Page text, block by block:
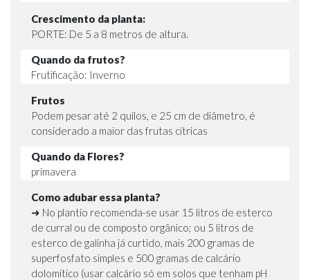
Crescimento da planta:
PORTE: De 5 a 8 metros de altura.
Quando da frutos?
Frutificação: Inverno
Frutos
Podem pesar até 2 quilos, e 25 cm de diâmetro, é
considerado a maior das frutas cítricas
Quando da Flores?
primavera
Como adubar essa planta?
➜ No plantio recomenda-se usar 15 litros de esterco
de curral ou de composto orgânico; ou 5 litros de
esterco de galinha já curtido, mais 200 gramas de
superfosfato simples e 500 gramas de calcário
dolomítico (usar calcário só em solos que tenham pH